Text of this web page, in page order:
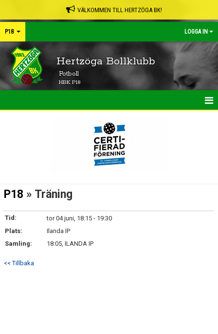
VÄLKOMMEN TILL HERTZÖGA BK!
P18 LOGGA IN
Hertzöga Bollklubb
Fotboll
HBK P18
DOKUMENT
KONTAKT
P18 » Träning
Tid:
tor 04 juni, 18:15 - 19:30
Plats:
Ilanda IP
Samling:
18:05, ILANDA IP
<< Tillbaka